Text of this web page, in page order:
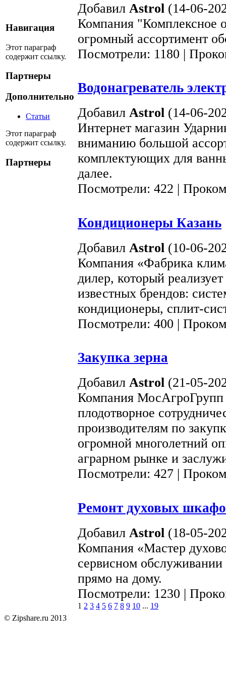
Навигация
Этот параграф
содержит ссылку.
Партнеры
Дополнительно
Статьи
Этот параграф
содержит ссылку.
Партнеры
Добавил Astrol (14-06-
Компания "Комплексное
огромный ассортимент
Посмотрели: 1180 |
Водонагреватель
Добавил Astrol (14-06-
Интернет магазин
вниманию большой
комплектующих для
далее.
Посмотрели: 422 |
Кондиционеры Казань
Добавил Astrol (10-06-
Компания «Фабрика
дилер, который
известных брендов:
кондиционеры, сплит-
Посмотрели: 400 |
Закупка зерна
Добавил Astrol (21-05-
Компания МосАгроГрупп
плодотворное
производителям по
огромной многолетний
аграрном рынке и
Посмотрели: 427 |
Ремонт духовых
Добавил Astrol (18-05-
Компания «Мастер
сервисном
прямо на дому.
Посмотрели: 1230 |
1 2 3 4 5 6 7 8 9 10 ... 19
© Zipshare.ru 2013